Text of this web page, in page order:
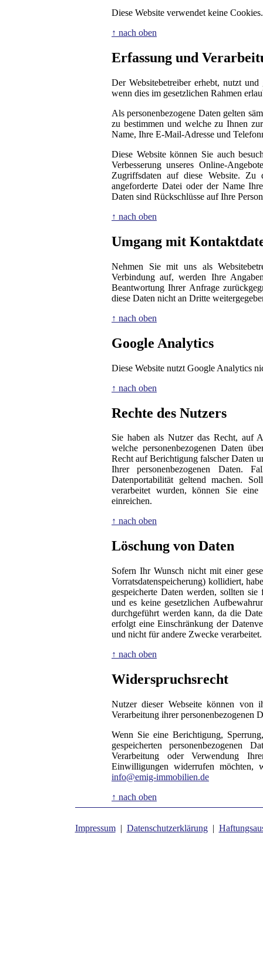
Diese Website verwendet keine Cookies.
↑ nach oben
Erfassung und
Der Websitebetreiber erhebt, nutzt
wenn dies im gesetzlichen Rahmen
Als personenbezogene Daten gelten
zu bestimmen und welche zu Ihnen
Name, Ihre E-Mail-Adresse und
Diese Website können Sie auch
Verbesserung unseres Online-
Zugriffsdaten auf diese Website.
angeforderte Datei oder der Name
Daten sind Rückschlüsse auf Ihre
↑ nach oben
Umgang mit
Nehmen Sie mit uns als
Verbindung auf, werden Ihre
Beantwortung Ihrer Anfrage
diese Daten nicht an Dritte
↑ nach oben
Google Analytics
Diese Website nutzt Google Analytics
↑ nach oben
Rechte des Nutzers
Sie haben als Nutzer das Recht, auf
welche personenbezogenen Daten
Recht auf Berichtigung falscher Daten
Ihrer personenbezogenen Daten.
Datenportabilität geltend machen.
verarbeitet wurden, können Sie eine
einreichen.
↑ nach oben
Löschung von Daten
Sofern Ihr Wunsch nicht mit einer
Vorratsdatenspeicherung) kollidiert,
gespeicherte Daten werden, sollten
und es keine gesetzlichen
durchgeführt werden kann, da die
erfolgt eine Einschränkung der
und nicht für andere Zwecke verarbeitet.
↑ nach oben
Widerspruchsrecht
Nutzer dieser Webseite können von
Verarbeitung ihrer personenbezogenen
Wenn Sie eine Berichtigung,
gespeicherten personenbezogenen
Verarbeitung oder Verwendung
Einwilligungen widerrufen möchten,
info@emig-immobilien.de
↑ nach oben
Impressum| Datenschutzerklärung|